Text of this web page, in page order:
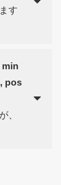
す
pos
、